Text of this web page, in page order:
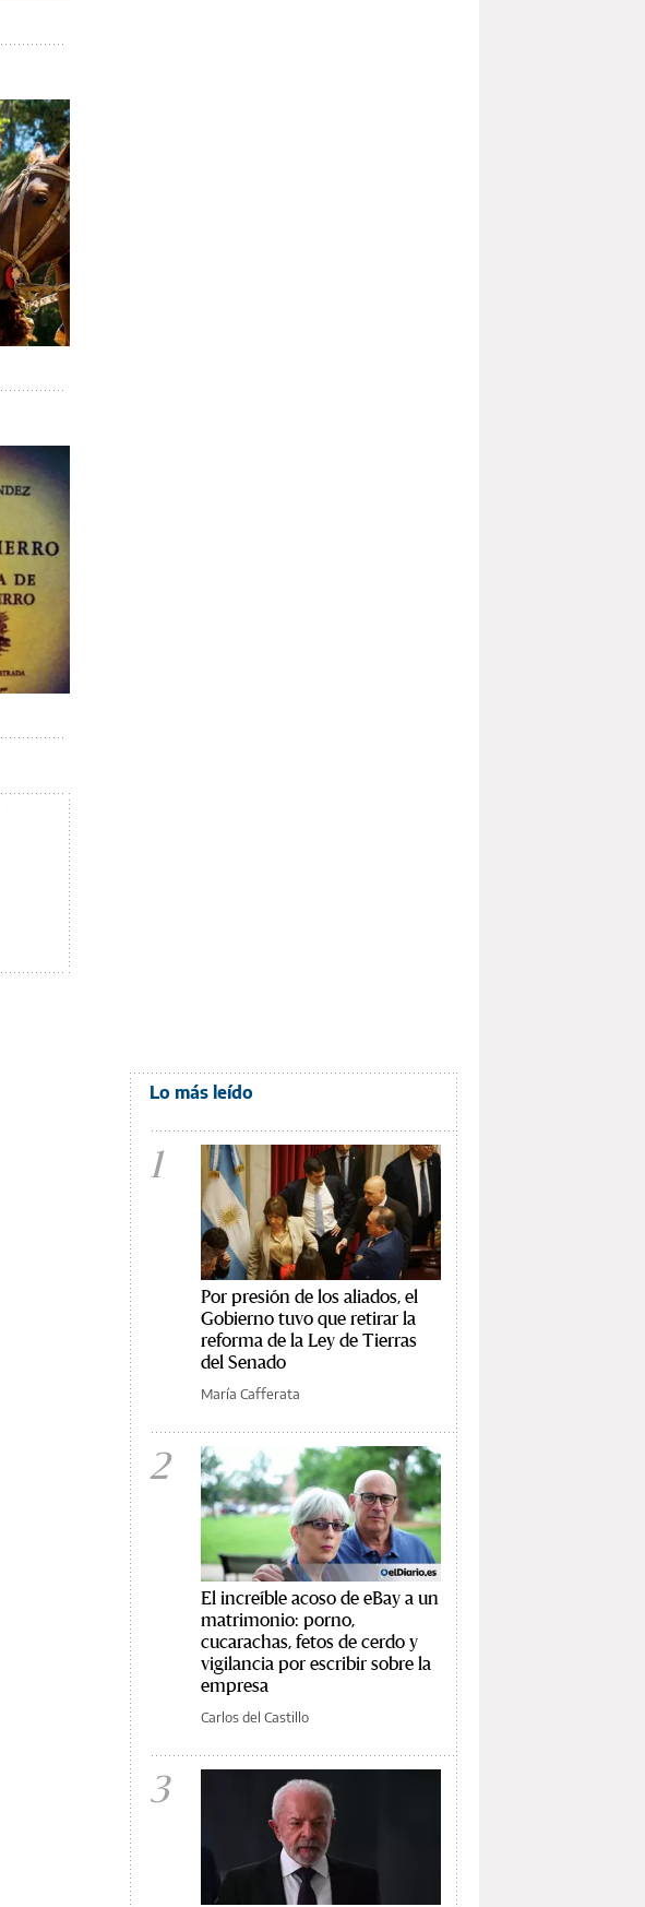
Lo más leído
1
Por presión de los aliados, el
Gobierno tuvo que retirar la
reforma de la Ley de Tierras
del Senado
María Cafferata
2
El increíble acoso de eBay a un
matrimonio: porno,
cucarachas, fetos de cerdo y
vigilancia por escribir sobre la
empresa
Carlos del Castillo
3